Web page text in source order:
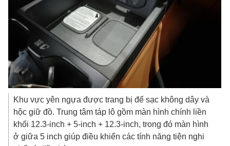
Khu vực yên ngựa được trang bị đế sạc không dây và
hộc giữ đồ. Trung tâm táp lô gồm màn hình chính liền
khối 12.3-inch + 5-inch + 12.3-inch, trong đó màn hình
ở giữa 5 inch giúp điều khiển các tính năng tiện nghi